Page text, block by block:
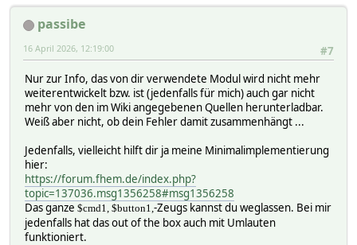
passibe
#7
16 April 2026, 12:19:00
Nur zur Info, das von dir verwendete Modul wird nicht mehr
weiterentwickelt bzw. ist (jedenfalls für mich) auch gar nicht
mehr von den im Wiki angegebenen Quellen herunterladbar.
Weiß aber nicht, ob dein Fehler damit zusammenhängt ...
Jedenfalls, vielleicht hilft dir ja meine Minimalimplementierung
hier:
https://forum.fhem.de/index.php?
topic=137036.msg1356258#msg1356258
Das ganze $cmd1, $button1, -Zeugs kannst du weglassen. Bei mir
jedenfalls hat das out of the box auch mit Umlauten
funktioniert.